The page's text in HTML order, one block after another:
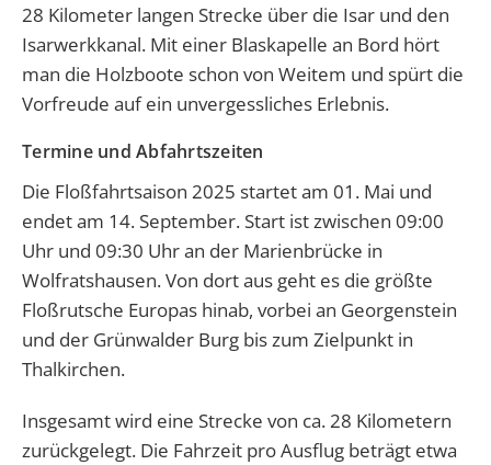
28 Kilometer langen Strecke über die Isar und den
Isarwerkkanal. Mit einer Blaskapelle an Bord hört
man die Holzboote schon von Weitem und spürt die
Vorfreude auf ein unvergessliches Erlebnis.
Termine und Abfahrtszeiten
Die Floßfahrtsaison 2025 startet am 01. Mai und
endet am 14. September. Start ist zwischen 09:00
Uhr und 09:30 Uhr an der Marienbrücke in
Wolfratshausen. Von dort aus geht es die größte
Floßrutsche Europas hinab, vorbei an Georgenstein
und der Grünwalder Burg bis zum Zielpunkt in
Thalkirchen.
Insgesamt wird eine Strecke von ca. 28 Kilometern
zurückgelegt. Die Fahrzeit pro Ausflug beträgt etwa